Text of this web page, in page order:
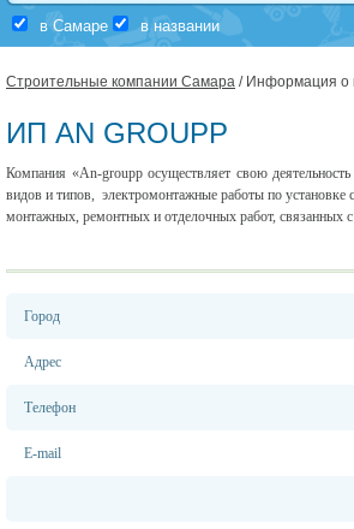
в Самаре в названии
Строительные компании Самара / Информация о
ИП AN GROUPP
Компания «An-groupp осуществляет свою
видов и типов, электромонтажные работы по установке
монтажных, ремонтных и отделочных работ, связанных
Город
Адрес
Телефон
E-mail